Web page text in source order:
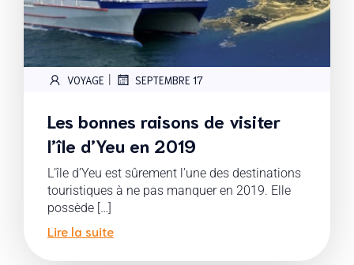
VOYAGE | SEPTEMBRE 17
Les bonnes raisons de visiter
l’île d’Yeu en 2019
L’île d’Yeu est sûrement l’une des destinations
touristiques à ne pas manquer en 2019. Elle
possède […]
Lire la suite